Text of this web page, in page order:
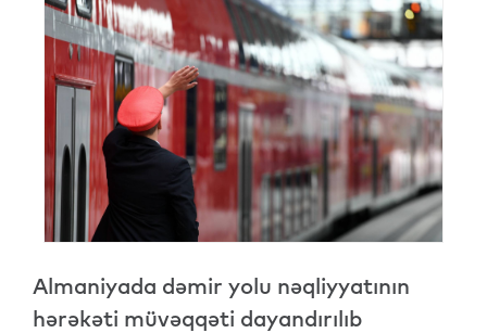
Almaniyada dəmir yolu nəqliyyatının
hərəkəti müvəqqəti dayandırılıb